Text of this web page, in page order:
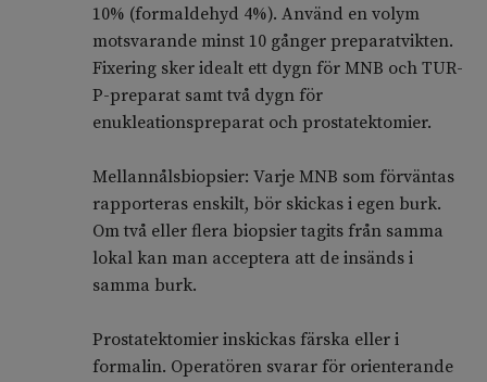
10% (formaldehyd 4%). Använd en volym
motsvarande minst 10 gånger preparatvikten.
Fixering sker idealt ett dygn för MNB och TUR-
P-preparat samt två dygn för
enukleationspreparat och prostatektomier.
Mellannålsbiopsier: Varje MNB som förväntas
rapporteras enskilt, bör skickas i egen burk.
Om två eller flera biopsier tagits från samma
lokal kan man acceptera att de insänds i
samma burk.
Prostatektomier inskickas färska eller i
formalin. Operatören svarar för orienterande